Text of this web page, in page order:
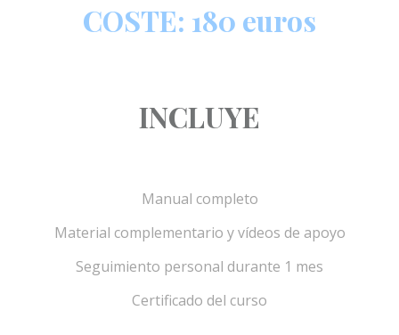
COSTE: 180 euros
INCLUYE
Manual completo
Material complementario y vídeos de apoyo
Seguimiento personal durante 1 mes
Certificado del curso